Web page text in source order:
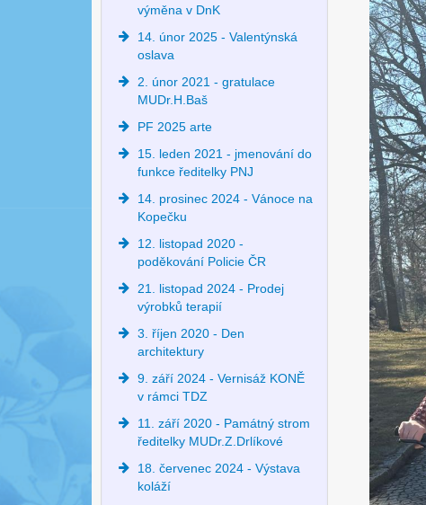
výměna v DnK
14. únor 2025 - Valentýnská
oslava
2. únor 2021 - gratulace
MUDr.H.Baš
PF 2025 arte
15. leden 2021 - jmenování do
funkce ředitelky PNJ
14. prosinec 2024 - Vánoce na
Kopečku
12. listopad 2020 -
poděkování Policie ČR
21. listopad 2024 - Prodej
výrobků terapií
3. říjen 2020 - Den
architektury
9. září 2024 - Vernisáž KONĚ
v rámci TDZ
11. září 2020 - Památný strom
ředitelky MUDr.Z.Drlíkové
18. červenec 2024 - Výstava
koláží